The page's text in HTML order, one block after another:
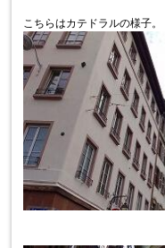
こちらはカテドラルの様子。